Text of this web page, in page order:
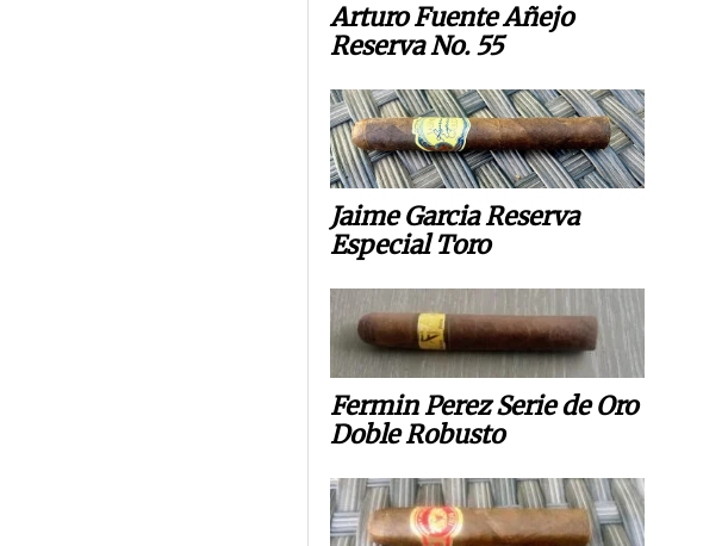
Arturo Fuente Añejo
Reserva No. 55
Jaime Garcia Reserva
Especial Toro
Fermin Perez Serie de Oro
Doble Robusto